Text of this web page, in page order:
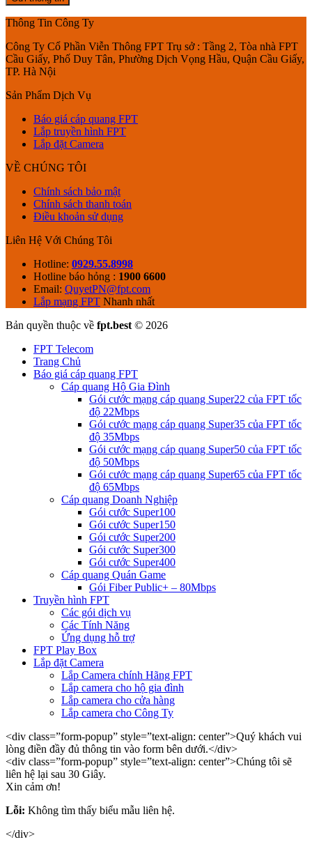
Thông Tin Công Ty
Công Ty Cổ Phần Viễn Thông FPT Trụ sở : Tầng 2, Tòa nhà FPT
Cầu Giấy, Phố Duy Tân, Phường Dịch Vọng Hầu, Quận Cầu Giấy,
TP. Hà Nội
Sản Phẩm Dịch Vụ
Báo giá cáp quang FPT
Lắp truyền hình FPT
Lắp đặt Camera
VỀ CHÚNG TÔI
Chính sách bảo mật
Chính sách thanh toán
Điều khoản sử dụng
Liên Hệ Với Chúng Tôi
Hotline: 0929.55.8998
Hotline báo hỏng : 1900 6600
Email: QuyetPN@fpt.com
Lắp mạng FPT Nhanh nhất
Bản quyền thuộc về fpt.best © 2026
FPT Telecom
Trang Chủ
Báo giá cáp quang FPT
Cáp quang Hộ Gia Đình
Gói cước mạng cáp quang Super22 của FPT tốc
độ 22Mbps
Gói cước mạng cáp quang Super35 của FPT tốc
độ 35Mbps
Gói cước mạng cáp quang Super50 của FPT tốc
độ 50Mbps
Gói cước mạng cáp quang Super65 của FPT tốc
độ 65Mbps
Cáp quang Doanh Nghiệp
Gói cước Super100
Gói cước Super150
Gói cước Super200
Gói cước Super300
Gói cước Super400
Cáp quang Quán Game
Gói Fiber Public+ – 80Mbps
Truyền hình FPT
Các gói dịch vụ
Các Tính Năng
Ứng dụng hỗ trợ
FPT Play Box
Lắp đặt Camera
Lắp Camera chính Hãng FPT
Lắp camera cho hộ gia đình
Lắp camera cho cửa hàng
Lắp camera cho Công Ty
<div class=”form-popup” style=”text-align: center”>Quý khách vui
lòng điền đầy đủ thông tin vào form bên dưới.</div>
<div class=”form-popup” style=”text-align: center”>Chúng tôi sẽ
liên hệ lại sau 30 Giây.
Xin cảm ơn!
Lỗi: Không tìm thấy biểu mẫu liên hệ.
</div>